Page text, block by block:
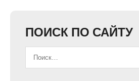
ПОИСК ПО САЙТУ